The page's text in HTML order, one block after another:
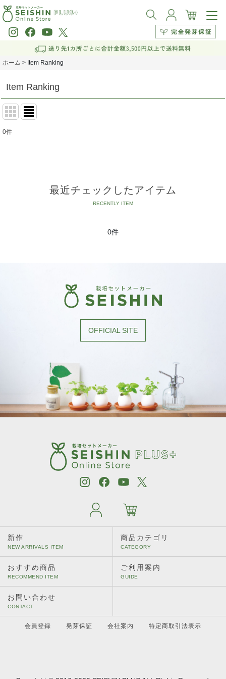
ホーム > Item Ranking
Item Ranking
0件
最近チェックしたアイテム
0件
OFFICIAL SITE
新作 商品カテゴリ
おすすめ商品 ご利用案内
お問い合わせ
会員登録 発芽保証 会社案内 特定商取引法表示